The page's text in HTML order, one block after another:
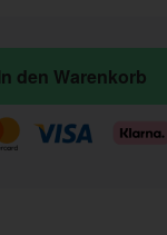
den Warenkorb